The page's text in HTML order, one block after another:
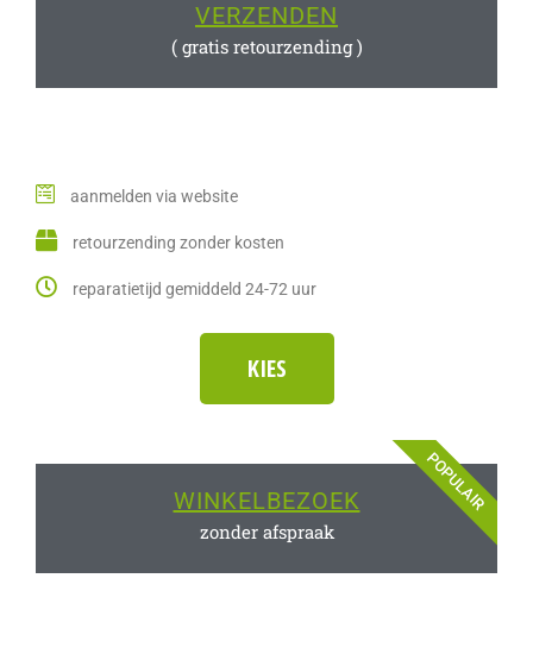
VERZENDEN
( gratis retourzending )
aanmelden via website
retourzending zonder kosten
reparatietijd gemiddeld 24-72 uur
KIES
POPULAIR
WINKELBEZOEK
zonder afspraak